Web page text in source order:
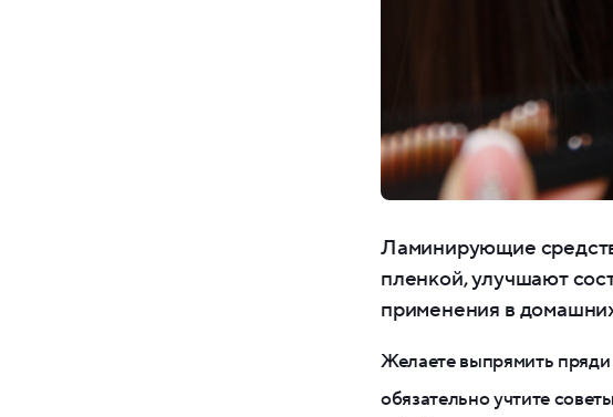
Ламинирующие
пленкой, улучшают
применения в
Желаете выпрямить пряди
обязательно учтите